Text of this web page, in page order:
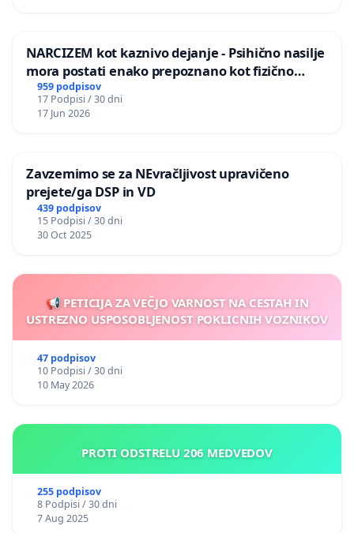
NARCIZEM kot kaznivo dejanje - Psihično nasilje
mora postati enako prepoznano kot fizično
nasilje
959 podpisov
17 Podpisi / 30 dni
17 Jun 2026
Zavzemimo se za NEvračljivost upravičeno
prejete/ga DSP in VD
439 podpisov
15 Podpisi / 30 dni
30 Oct 2025
📢 PETICIJA ZA VEČJO VARNOST NA CESTAH IN
USTREZNO USPOSOBLJENOST POKLICNIH VOZNIKOV
47 podpisov
10 Podpisi / 30 dni
10 May 2026
PROTI ODSTRELU 206 MEDVEDOV
255 podpisov
8 Podpisi / 30 dni
7 Aug 2025